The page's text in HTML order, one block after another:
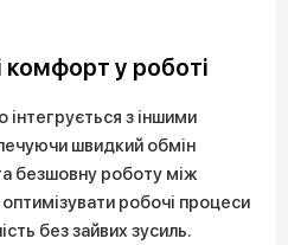
комфорт у роботі
з іншими
швидкий обмін
безшовну роботу між
робочі процеси
без зайвих зусиль.